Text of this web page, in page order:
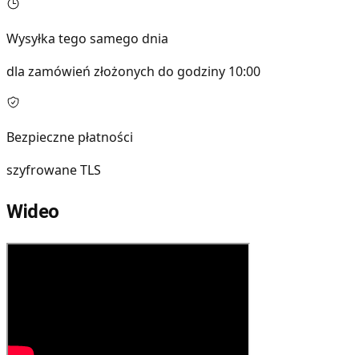
Wysyłka tego samego dnia
dla zamówień złożonych do godziny 10:00
Bezpieczne płatności
szyfrowane TLS
Wideo